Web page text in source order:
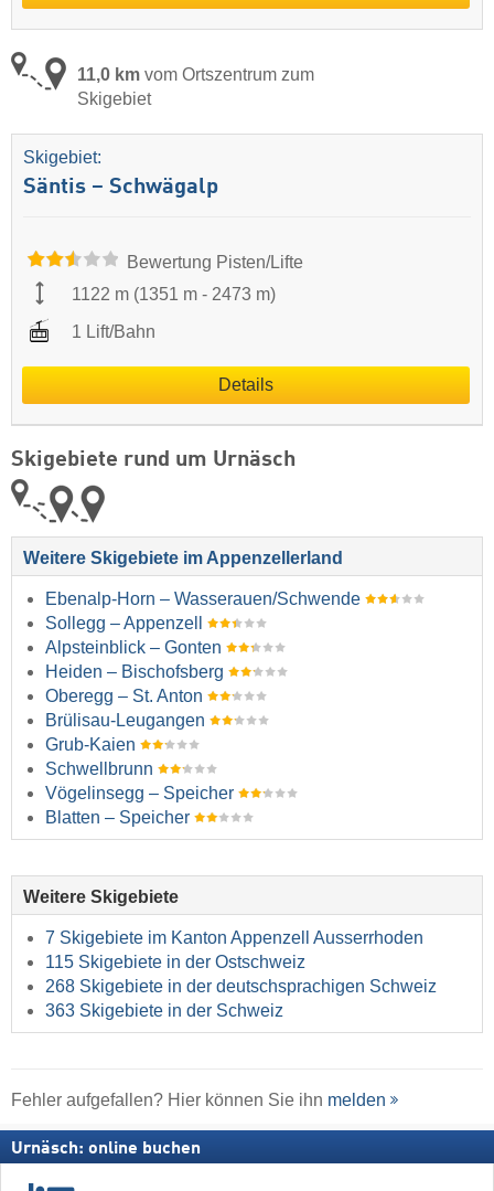
11,0 km vom Ortszentrum zum
Skigebiet
Skigebiet:
Säntis – Schwägalp
Bewertung Pisten/Lifte
1122 m (1351 m - 2473 m)
1 Lift/Bahn
Details
Skigebiete rund um Urnäsch
Weitere Skigebiete im Appenzellerland
Ebenalp-Horn – Wasserauen/​Schwende
Sollegg – Appenzell
Alpsteinblick – Gonten
Heiden – Bischofsberg
Oberegg – St. Anton
Brülisau-Leugangen
Grub-Kaien
Schwellbrunn
Vögelinsegg – Speicher
Blatten – Speicher
Weitere Skigebiete
7 Skigebiete im Kanton Appenzell Ausserrhoden
115 Skigebiete in der Ostschweiz
268 Skigebiete in der deutschsprachigen Schweiz
363 Skigebiete in der Schweiz
Fehler aufgefallen? Hier können Sie ihn melden
Urnäsch: online buchen